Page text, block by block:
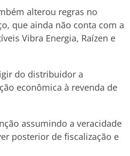
alterou regras no
que ainda não conta com a
Vibra Energia, Raízen e
do distribuidor a
econômica à revenda de
assumindo a veracidade
posterior de fiscalização e